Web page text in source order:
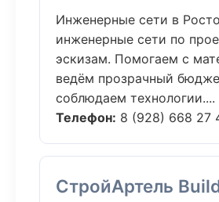
Инженерные сети в
инженерные сети по
эскизам. Помогаем с
ведём прозрачный
соблюдаем технологии....
Телефон: 8 (928) 668 27
СтройАртель